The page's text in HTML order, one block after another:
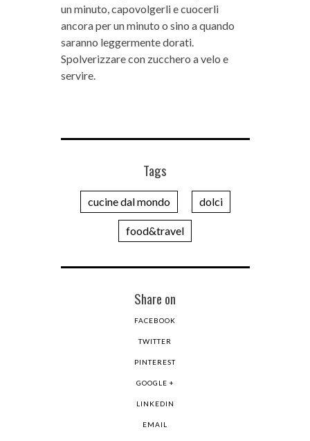
un minuto, capovolgerli e cuocerli
ancora per un minuto o sino a quando
saranno leggermente dorati.
Spolverizzare con zucchero a velo e
servire.
Tags
cucine dal mondo dolci
food&travel
Share on
FACEBOOK
TWITTER
PINTEREST
GOOGLE +
LINKEDIN
EMAIL